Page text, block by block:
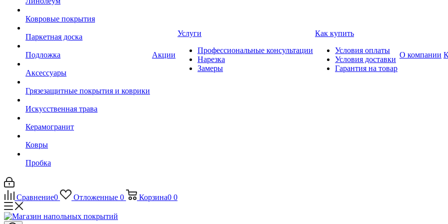
Ковровые покрытия
Паркетная доска
Подложка
Аксессуары
Грязезащитные покрытия и коврики
Искусственная трава
Керамогранит
Ковры
Пробка
Акции
Услуги
Профессиональные консультации
Нарезка
Замеры
Как купить
Условия оплаты
Условия доставки
Гарантия на товар
О компании
Сравнение0 Отложенные 0 Корзина0 0